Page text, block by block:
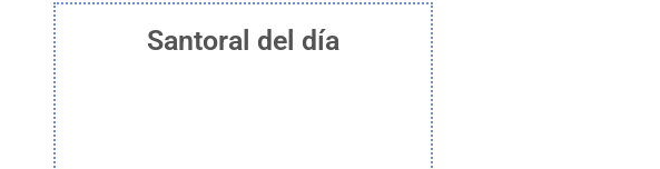
Santoral del día